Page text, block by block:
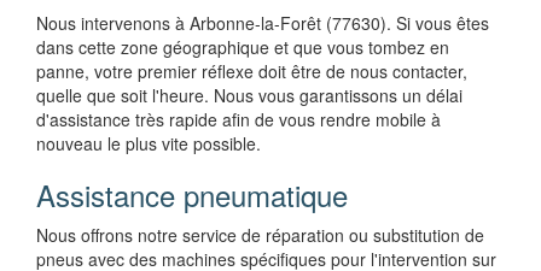
Nous intervenons à Arbonne-la-Forêt (77630). Si vous êtes
dans cette zone géographique et que vous tombez en
panne, votre premier réflexe doit être de nous contacter,
quelle que soit l'heure. Nous vous garantissons un délai
d'assistance très rapide afin de vous rendre mobile à
nouveau le plus vite possible.
Assistance pneumatique
Nous offrons notre service de réparation ou substitution de
pneus avec des machines spécifiques pour l'intervention sur